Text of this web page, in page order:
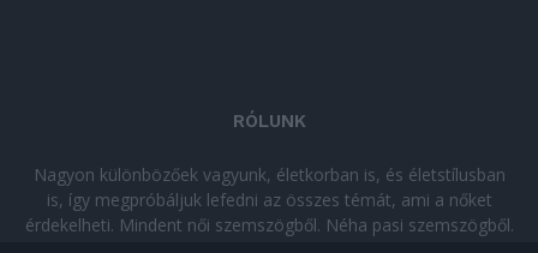
RÓLUNK
Nagyon különbözőek vagyunk, életkorban is, és életstílusban
is, így megpróbáljuk lefedni az összes témát, ami a nőket
érdekelheti. Mindent női szemszögből. Néha pasi szemszögből.